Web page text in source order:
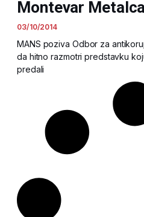
Montevar Metalca
03/10/2014
MANS poziva Odbor za
da hitno razmotri predstavku
predali